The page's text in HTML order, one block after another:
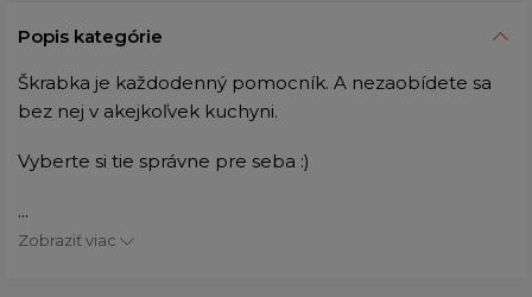
Popis kategórie
Škrabka je každodenný pomocník. A nezaobídete sa
bez nej v akejkoľvek kuchyni.
Vyberte si tie správne pre seba :)
...
Zobraziť viac